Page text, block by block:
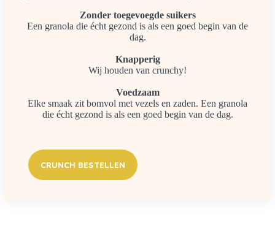
Zonder toegevoegde suikers
Een granola die écht gezond is als een goed begin van de
dag.
Knapperig
Wij houden van crunchy!
Voedzaam
Elke smaak zit bomvol met vezels en zaden. Een granola
die écht gezond is als een goed begin van de dag.
CRUNCH BESTELLEN